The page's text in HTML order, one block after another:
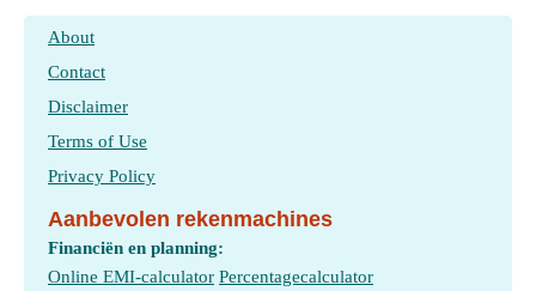
About
Contact
Disclaimer
Terms of Use
Privacy Policy
Aanbevolen rekenmachines
Financiën en planning:
Online EMI-calculator Percentagecalculator